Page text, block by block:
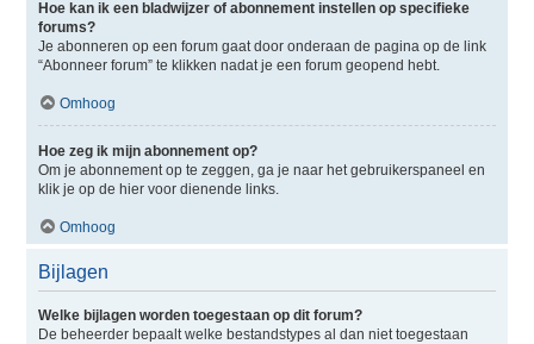
Hoe kan ik een bladwijzer of abonnement instellen op specifieke
forums?
Je abonneren op een forum gaat door onderaan de pagina op de link
“Abonneer forum” te klikken nadat je een forum geopend hebt.
Omhoog
Hoe zeg ik mijn abonnement op?
Om je abonnement op te zeggen, ga je naar het gebruikerspaneel en
klik je op de hier voor dienende links.
Omhoog
Bijlagen
Welke bijlagen worden toegestaan op dit forum?
De beheerder bepaalt welke bestandstypes al dan niet toegestaan